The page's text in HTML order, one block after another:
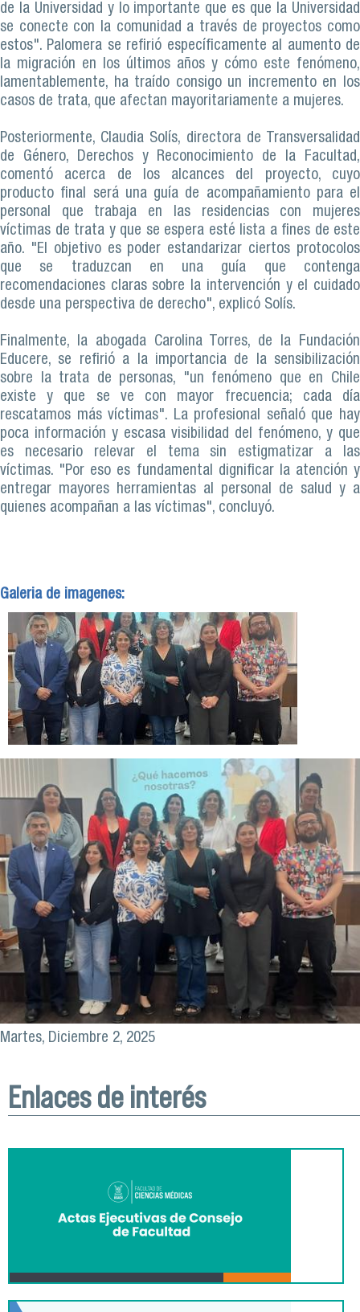
de la Universidad y lo importante que es que la Universidad
se conecte con la comunidad a través de proyectos como
estos". Palomera se refirió específicamente al aumento de
la migración en los últimos años y cómo este fenómeno,
lamentablemente, ha traído consigo un incremento en los
casos de trata, que afectan mayoritariamente a mujeres.
Posteriormente, Claudia Solís, directora de Transversalidad
de Género, Derechos y Reconocimiento de la Facultad,
comentó acerca de los alcances del proyecto, cuyo
producto final será una guía de acompañamiento para el
personal que trabaja en las residencias con mujeres
víctimas de trata y que se espera esté lista a fines de este
año. "El objetivo es poder estandarizar ciertos protocolos
que se traduzcan en una guía que contenga
recomendaciones claras sobre la intervención y el cuidado
desde una perspectiva de derecho", explicó Solís.
Finalmente, la abogada Carolina Torres, de la Fundación
Educere, se refirió a la importancia de la sensibilización
sobre la trata de personas, "un fenómeno que en Chile
existe y que se ve con mayor frecuencia; cada día
rescatamos más víctimas". La profesional señaló que hay
poca información y escasa visibilidad del fenómeno, y que
es necesario relevar el tema sin estigmatizar a las
víctimas. "Por eso es fundamental dignificar la atención y
entregar mayores herramientas al personal de salud y a
quienes acompañan a las víctimas", concluyó.
Galeria de imagenes:
Martes, Diciembre 2, 2025
Enlaces de interés